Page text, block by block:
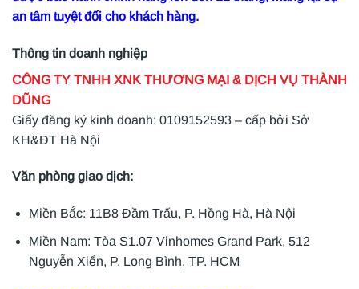
an tâm tuyệt đối cho khách hàng.
Thông tin doanh nghiệp
CÔNG TY TNHH XNK THƯƠNG MẠI & DỊCH VỤ THÀNH
DŨNG
Giấy đăng ký kinh doanh: 0109152593 – cấp bởi Sở
KH&ĐT Hà Nội
Văn phòng giao dịch:
Miền Bắc: 11B8 Đầm Trấu, P. Hồng Hà, Hà Nội
Miền Nam: Tòa S1.07 Vinhomes Grand Park, 512
Nguyễn Xiển, P. Long Bình, TP. HCM